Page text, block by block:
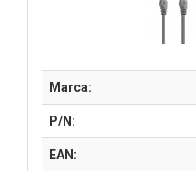
Marca:
P/N:
EAN: